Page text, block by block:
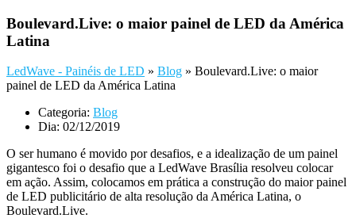
Boulevard.Live: o maior painel de LED da América
Latina
LedWave - Painéis de LED » Blog » Boulevard.Live: o maior
painel de LED da América Latina
Categoria: Blog
Dia: 02/12/2019
O ser humano é movido por desafios, e a idealização de um painel
gigantesco foi o desafio que a LedWave Brasília resolveu colocar
em ação. Assim, colocamos em prática a construção do maior painel
de LED publicitário de alta resolução da América Latina, o
Boulevard.Live.